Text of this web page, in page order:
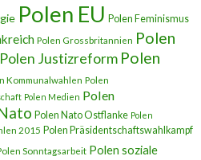
Polen EU Polen Feminismus
Polen Grossbritannien Polen
Polen Justizreform Polen
Kommunalwahlen Polen
Polen Medien Polen
Polen Nato Ostflanke Polen
2015 Polen Präsidentschaftswahlkampf
Sonntagsarbeit Polen soziale